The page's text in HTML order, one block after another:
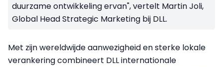
duurzame ontwikkeling ervan", vertelt Martin Joli,
Global Head Strategic Marketing bij DLL.
Met zijn wereldwijde aanwezigheid en sterke lokale
verankering combineert DLL internationale